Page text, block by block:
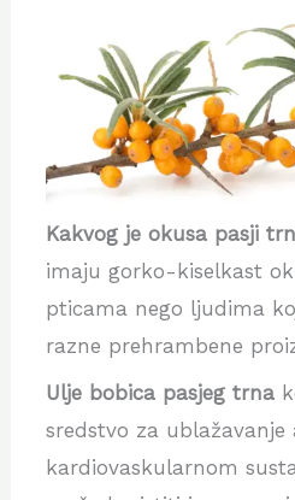
Kakvog je okusa pasji
imaju gorko-kiselkast
pticama nego ljudima
razne prehrambene
Ulje bobica pasjeg trna
sredstvo za
kardiovaskularnom